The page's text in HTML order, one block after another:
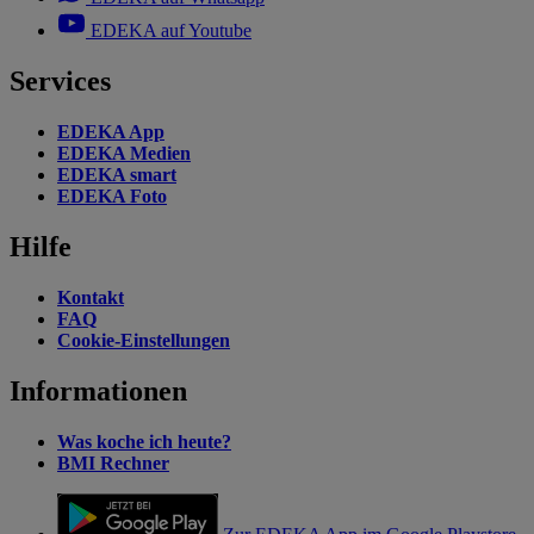
EDEKA auf Youtube
Services
EDEKA App
EDEKA Medien
EDEKA smart
EDEKA Foto
Hilfe
Kontakt
FAQ
Cookie-Einstellungen
Informationen
Was koche ich heute?
BMI Rechner